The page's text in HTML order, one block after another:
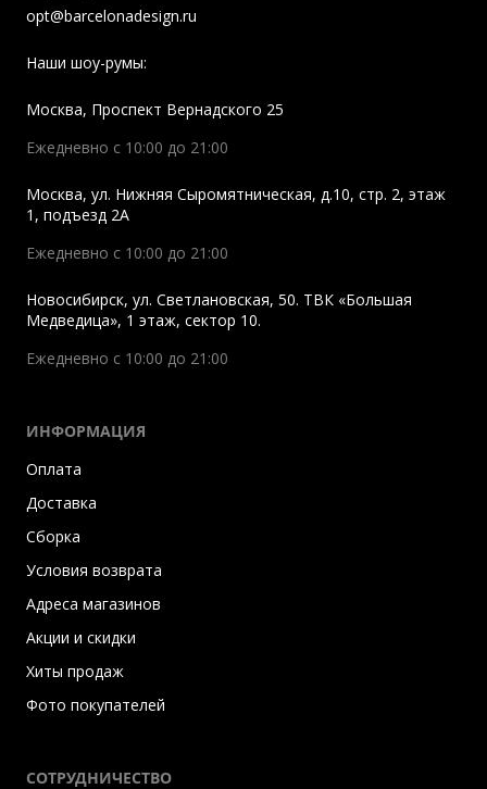
opt@barcelonadesign.ru
Наши шоу-румы:
Москва, Проспект Вернадского 25
Ежедневно с 10:00 до 21:00
Москва, ул. Нижняя Сыромятническая, д.10, стр. 2, этаж
1, подъезд 2A
Ежедневно с 10:00 до 21:00
Новосибирск, ул. Светлановская, 50. ТВК «Большая
Медведица», 1 этаж, сектор 10.
Ежедневно с 10:00 до 21:00
ИНФОРМАЦИЯ
Оплата
Доставка
Сборка
Условия возврата
Адреса магазинов
Акции и скидки
Хиты продаж
Фото покупателей
СОТРУДНИЧЕСТВО